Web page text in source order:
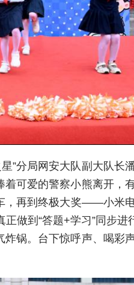
”分局网安大队副大队长
可爱的警察小熊离开，
，再到终极大奖——小米
到“答题+学习”同步进
锅。台下惊呼声、喝彩